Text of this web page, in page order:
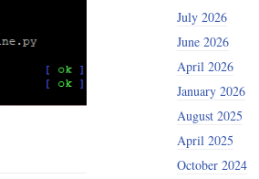
July 2026
June 2026
April 2026
January 2026
August 2025
April 2025
October 2024